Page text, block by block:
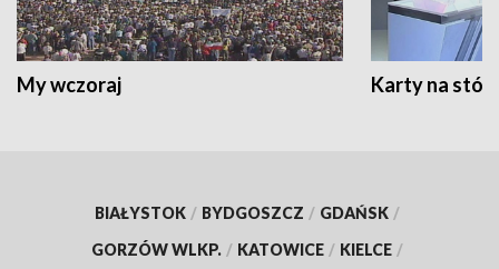
My wczoraj Karty na
BIAŁYSTOK / BYDGOSZCZ / GDAŃSK /
GORZÓW WLKP. / KATOWICE / KIELCE /